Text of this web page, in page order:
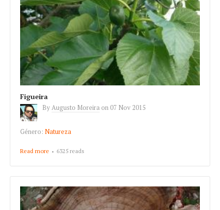
Figueira
ByAugusto Moreira on 07 Nov 2015
Género: Natureza
Read more about Figueira
6325 reads